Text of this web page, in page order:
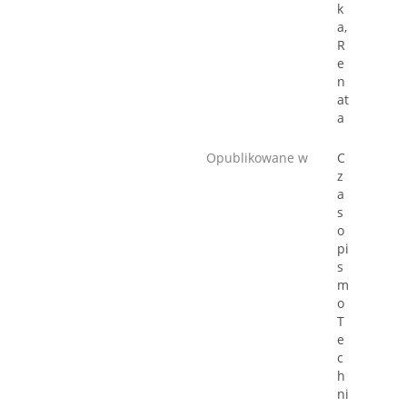
k
a,
R
e
n
at
a
Opublikowane w
C
z
a
s
o
pi
s
m
o
T
e
c
h
ni